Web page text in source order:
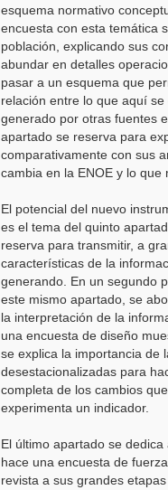
esquema normativo
encuesta con esta temática
población, explicando sus
abundar en detalles
pasar a un esquema que
relación entre lo que aquí
generado por otras fuentes
apartado se reserva para
comparativamente con sus
cambia en la ENOE y lo que
El potencial del nuevo
es el tema del quinto
reserva para transmitir, a
características de la
generando. En un segundo
este mismo apartado, se
la interpretación de la
una encuesta de diseño
se explica la importancia de
desestacionalizadas para
completa de los cambios
experimenta un indicador.
El último apartado se
hace una encuesta de
revista a sus grandes